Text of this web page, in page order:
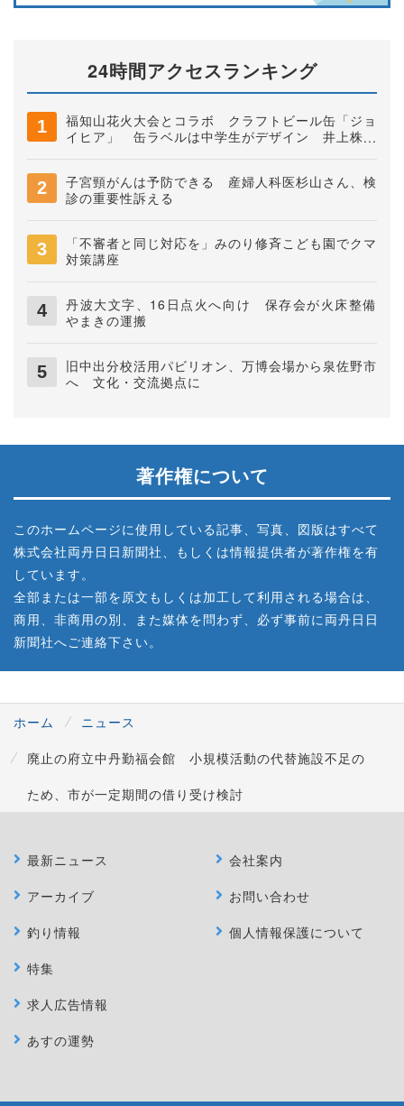
24時間アクセスランキング
福知山花火大会とコラボ クラフトビール缶「ジョ
イヒア」 缶ラベルは中学生がデザイン 井上株式
子宮頸がんは予防できる 産婦人科医杉山さん、検
診の重要性訴える
「不審者と同じ対応を」みのり修斉こども園でクマ
対策講座
丹波大文字、16日点火へ向け 保存会が火床整備
やまきの運搬
旧中出分校活用パビリオン、万博会場から泉佐野市
へ 文化・交流拠点に
著作権について
このホームページに使用している記事、写真、図版はすべて
株式会社両丹日日新聞社、もしくは情報提供者が著作権を有
しています。
全部または一部を原文もしくは加工して利用される場合は、
商用、非商用の別、また媒体を問わず、必ず事前に両丹日日
新聞社へご連絡下さい。
ホーム
ニュース
廃止の府立中丹勤福会館 小規模活動の代替施設不足の
ため、市が一定期間の借り受け検討
最新ニュース
アーカイブ
釣り情報
特集
求人広告情報
あすの運勢
会社案内
お問い合わせ
個人情報保護について